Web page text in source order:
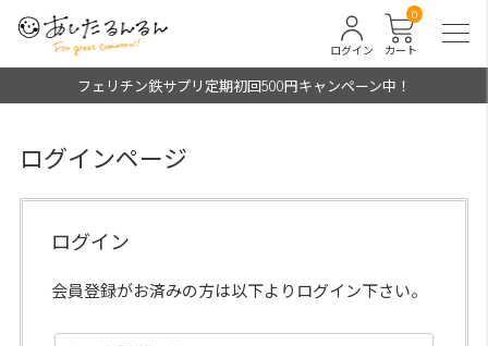
カート
0
ログイン
フェリチン鉄サプリ定期初回500円キャンペーン中！
ログインページ
ログイン
会員登録がお済みの方は以下よりログイン下さい。